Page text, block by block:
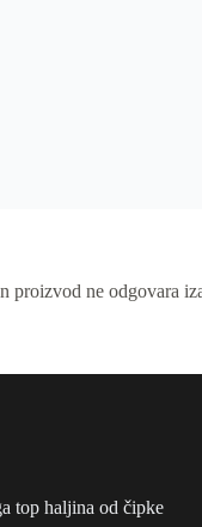
proizvod ne odgovara
top haljina od čipke